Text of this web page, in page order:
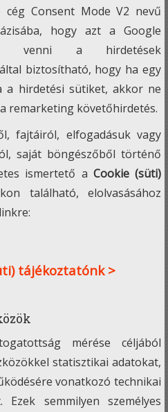
Consent Mode V2 nevű
hogy azt a Google
venni a hirdetések
biztosítható, hogy ha egy
a hirdetési sütiket, akkor ne
remarketing követőhirdetés.
fajtáiról, elfogadásuk vagy
saját böngészőből történő
ismertető a Cookie (süti)
található, elolvasásához
tájékoztatónk >
mérése céljából
statisztikai adatokat,
vonatkozó technikai
Ezek semmilyen személyes